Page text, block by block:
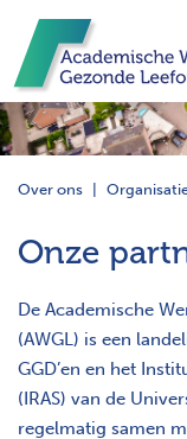
Over ons
Onze
De Academische
(AWGL) is een
GGD’en en het
(IRAS) van de
regelmatig samen